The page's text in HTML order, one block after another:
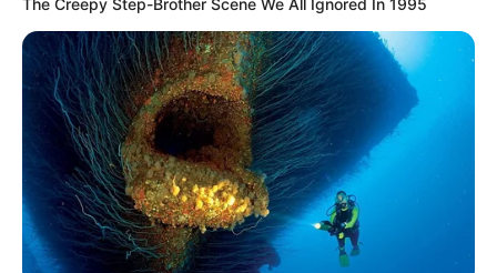
The Creepy Step-Brother Scene We All Ignored In 1995